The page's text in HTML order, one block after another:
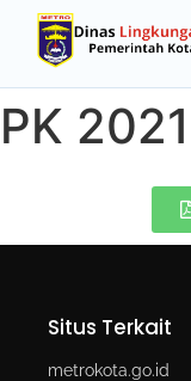
PK 2021
Situs Terkait
metrokota.go.id